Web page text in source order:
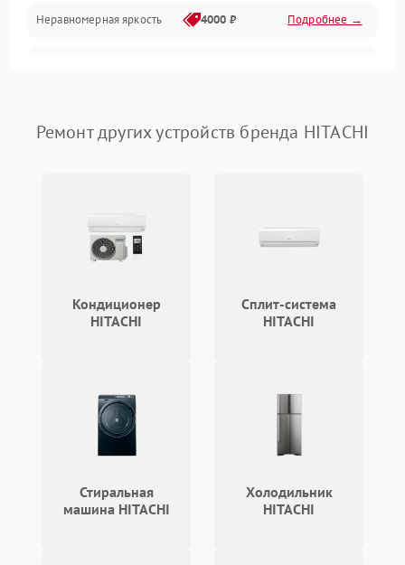
Программное обеспечение
Сеть и подключения
Неравномерная яркость 4000 ₽ Подробнее →
Ремонт других устройств бренда HITACHI
Кондиционер
HITACHI
Сплит-система
HITACHI
Стиральная
машина HITACHI
Холодильник
HITACHI